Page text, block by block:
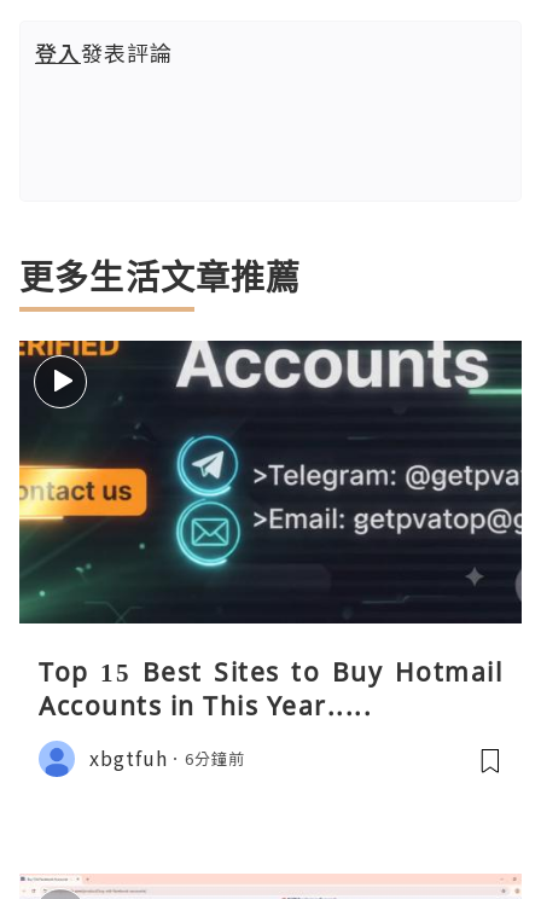
登入發表評論
更多生活文章推薦
Top 15 Best Sites to Buy Hotmail
Accounts in This Year.....
xbgtfuh 6分鐘前